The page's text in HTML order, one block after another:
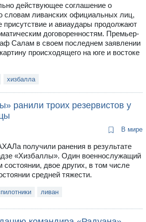
действующее соглашение о
словам ливанских официальных лиц,
присутствие и авиаудары продолжают
договоренностям. Премьер-
Салам в своем последнем заявлении
происходящего на юге и востоке
хизбалла
ранили троих резервистов у
В мире
получили ранения в результате
«Хизбаллы». Один военнослужащий
двое других, в том числе
средней тяжести.
ливан